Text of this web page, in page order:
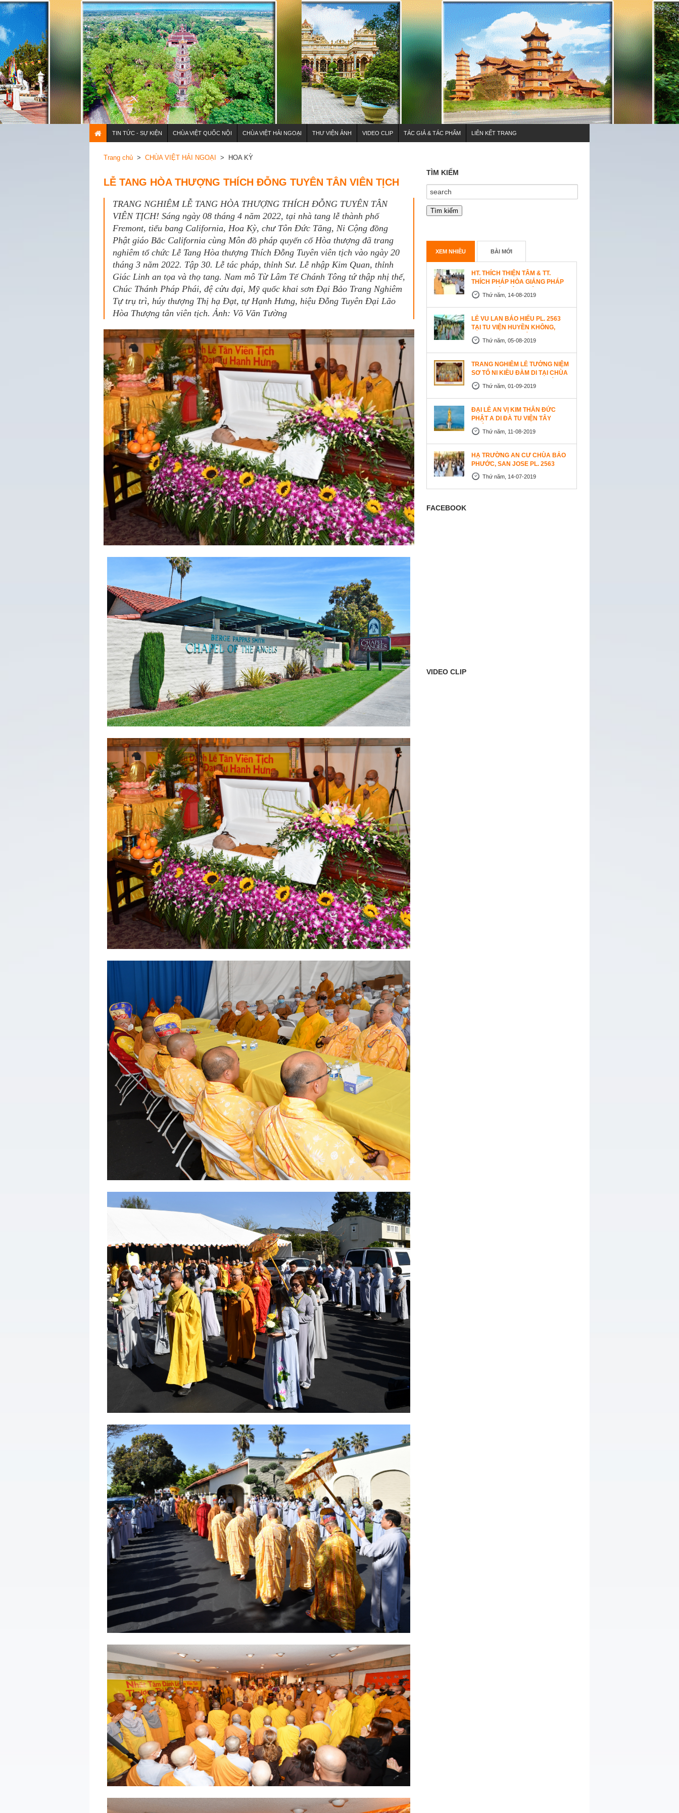
TIN TỨC - SỰ KIỆN CHÙA VIỆT QUỐC NỘI CHÙA VIỆT HẢI NGOẠI THƯ VIỆN ẢNH VIDEO CLIP TÁC GIẢ & TÁC PHẨM LIÊN KẾT TRANG
Trang chủ> CHÙA VIỆT HẢI NGOẠI > HOA KỲ
LỄ TANG HÒA THƯỢNG THÍCH ĐỖNG TUYÊN TÂN VIÊN TỊCH
TRANG NGHIÊM LỄ TANG HÒA THƯỢNG THÍCH ĐỖNG TUYÊN TÂN
VIÊN TỊCH! Sáng ngày 08 tháng 4 năm 2022, tại nhà tang lễ thành phố
Fremont, tiểu bang California, Hoa Kỳ, chư Tôn Đức Tăng, Ni Cộng đồng
Phật giáo Bắc California cùng Môn đồ pháp quyến cố Hòa thượng đã trang
nghiêm tổ chức Lễ Tang Hòa thượng Thích Đỗng Tuyên viên tịch vào ngày 20
tháng 3 năm 2022. Tập 30. Lễ tác pháp, thỉnh Sư. Lễ nhập Kim Quan, thỉnh
Giác Linh an tọa và thọ tang. Nam mô Từ Lâm Tế Chánh Tông tứ thập nhị thế,
Chúc Thánh Pháp Phái, đệ cửu đại, Mỹ quốc khai sơn Đại Bảo Trang Nghiêm
Tự trụ trì, húy thượng Thị hạ Đạt, tự Hạnh Hưng, hiệu Đỗng Tuyên Đại Lão
Hòa Thượng tân viên tịch. Ảnh: Võ Văn Tường
TÌM KIẾM
XEM NHIỀU BÀI MỚI
HT. THÍCH THIỆN TÂM & TT.
THÍCH PHÁP HÒA GIẢNG PHÁP
TẠI TU VIỆN TÂY THIÊN
WESTLOCK, CANADA
Thứ năm, 14-08-2019
LỄ VU LAN BÁO HIẾU PL. 2563
TẠI TU VIỆN HUYỀN KHÔNG,
SAN JOSE (HOA KỲ)
Thứ năm, 05-08-2019
TRANG NGHIÊM LỄ TƯỞNG NIỆM
SƠ TỔ NI KIỀU ĐÀM DI TẠI CHÙA
AN LẠC, SAN JOSE, HOA KỲ
Thứ năm, 01-09-2019
ĐẠI LỄ AN VỊ KIM THÂN ĐỨC
PHẬT A DI ĐÀ TU VIỆN TÂY
THIÊN, CANADA
Thứ năm, 11-08-2019
HẠ TRƯỜNG AN CƯ CHÙA BẢO
PHƯỚC, SAN JOSE PL. 2563
Thứ năm, 14-07-2019
FACEBOOK
VIDEO CLIP